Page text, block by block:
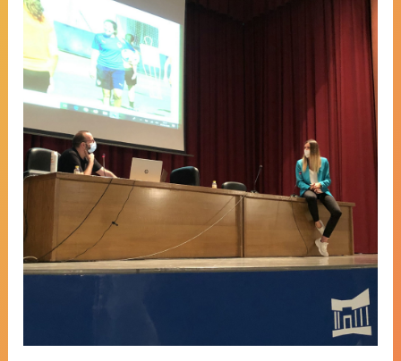
Mrs Andrea Esteban Catalan.￼ ‘The
other side of Sport’.￼